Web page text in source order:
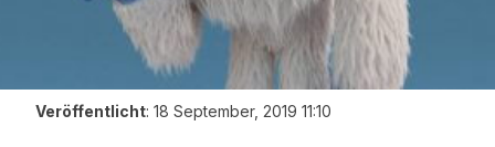
Veröffentlicht: 18 September, 2019 11:10